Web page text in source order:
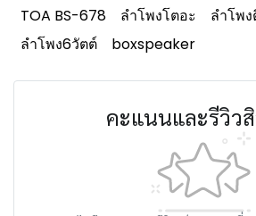
TOA BS-678 ลำโพงโตอะ
ลำโพ
ลำโพง6วัตต์
boxspeaker
คะแนนและรีวิว